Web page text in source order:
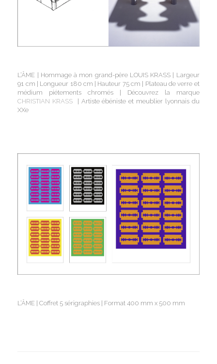
L’ÂME | Hommage à mon grand-père LOUIS KRASS | Largeur
91 cm | Longueur 180 cm | Hauteur 75 cm | Plateau de verre et
médium piétements chromés | Découvrez la marque
CHRISTIAN KRASS
| Artiste ébéniste et meublier lyonnais du
XXe
L’ÂME | Coffret 5 sérigraphies | Format 400 mm x 500 mm